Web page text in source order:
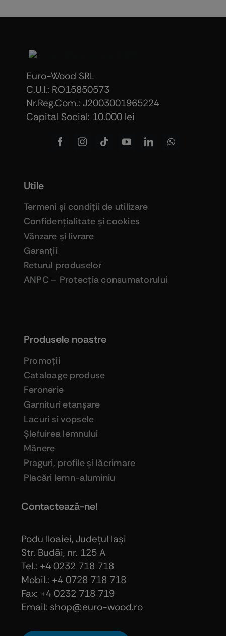
Euro-Wood SRL
C.U.I.: RO15850573
Nr.Reg.Com.: J2003001965224
Capital Social: 10.000 lei
Produsele noastre
Promoţii
Cataloage produse
Feronerie
Garnituri etanşare
Lacuri si vopsele
Şlefuirea lemnului
Mânere
Praguri, profile şi lăcrimare
Placări lemn-aluminiu
Utile
Termeni şi condiţii de utilizare
Confidenţialitate şi cookies
Vânzare şi livrare
Garanţii
Returul produselor
ANPC – Protecţia consumatorului
Contactează-ne!
Podu Iloaiei, Judeţul Iaşi
Str. Budăi, nr. 125 A
Tel.: +4 0232 718 718
Mobil.: +4 0728 718 718
Fax: +4 0232 718 719
Email: shop@euro-wood.ro